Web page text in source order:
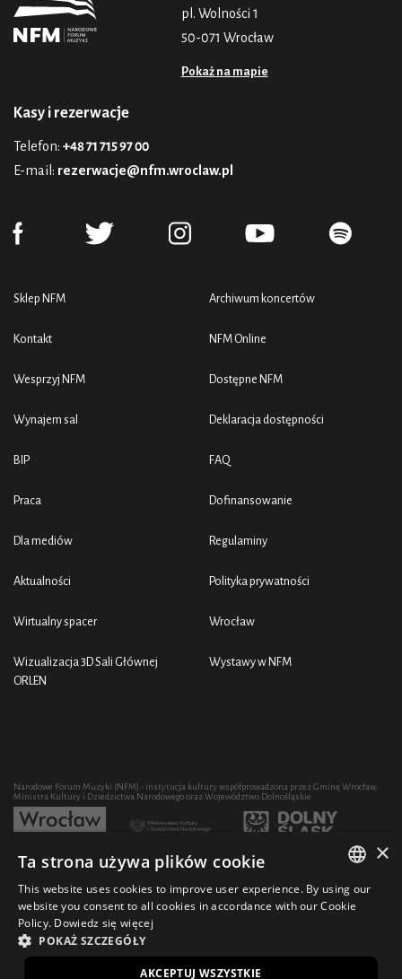
pl. Wolności 1
50-071 Wrocław
Pokaż na mapie
Kasy i rezerwacje
Telefon: +48 71 715 97 00
E-mail: rezerwacje@nfm.wroclaw.pl
Sklep NFM
Kontakt
Wesprzyj NFM
Wynajem sal
BIP
Praca
Dla mediów
Aktualności
Wirtualny spacer
Wizualizacja 3D Sali Głównej
ORLEN
Archiwum koncertów
NFM Online
Dostępne NFM
Deklaracja dostępności
FAQ
Dofinansowanie
Regulaminy
Polityka prywatności
Wrocław
Wystawy w NFM
Narodowe Forum Muzyki (NFM) - instytucja kultury współprowadzona przez Gminę Wrocław,
Ministra Kultury i Dziedzictwa Narodowego oraz Województwo Dolnośląskie
Rozwój działalności artystycznej i edukacyjnej NFM poprzez zakup sprzętu współfinansowany
© 2021 Narodowe Forum Muzyki Design Ficturo
POLISH
×
Ta strona używa plików cookie
This website uses cookies to improve user experience. By using our
website you consent to all cookies in accordance with our Cookie
Policy. Dowiedz się więcej
POKAŻ SZCZEGÓŁY
AKCEPTUJ WSZYSTKIE